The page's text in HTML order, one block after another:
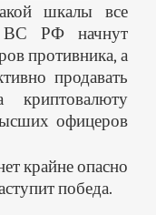
шкалы все
ВС РФ начнут
противника, а
продавать
офицеров
крайне опасно
победа.